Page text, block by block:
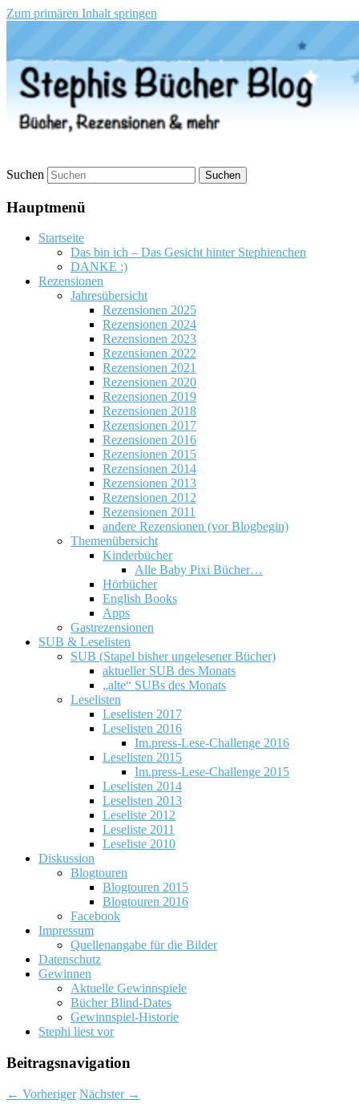
Zum primären Inhalt springen
Stephis Bücher Blog
Suchen
Hauptmenü
Startseite
Das bin ich – Das Gesicht hinter Stephienchen
DANKE :)
Rezensionen
Jahresübersicht
Rezensionen 2025
Rezensionen 2024
Rezensionen 2023
Rezensionen 2022
Rezensionen 2021
Rezensionen 2020
Rezensionen 2019
Rezensionen 2018
Rezensionen 2017
Rezensionen 2016
Rezensionen 2015
Rezensionen 2014
Rezensionen 2013
Rezensionen 2012
Rezensionen 2011
andere Rezensionen (vor Blogbegin)
Themenübersicht
Kinderbücher
Alle Baby Pixi Bücher…
Hörbücher
English Books
Apps
Gastrezensionen
SUB & Leselisten
SUB (Stapel bisher ungelesener Bücher)
aktueller SUB des Monats
„alte“ SUBs des Monats
Leselisten
Leselisten 2017
Leselisten 2016
Im.press-Lese-Challenge 2016
Leselisten 2015
Im.press-Lese-Challenge 2015
Leselisten 2014
Leselisten 2013
Leseliste 2012
Leseliste 2011
Leseliste 2010
Diskussion
Blogtouren
Blogtouren 2015
Blogtouren 2016
Facebook
Impressum
Quellenangabe für die Bilder
Datenschutz
Gewinnen
Aktuelle Gewinnspiele
Bücher Blind-Dates
Gewinnspiel-Historie
Stephi liest vor
Beitragsnavigation
← Vorheriger Nächster →